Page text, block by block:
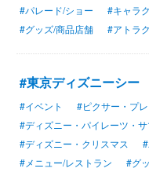
#パレード/ショー
#キャラ
#グッズ/商品店舗
#アトラ
#東京ディズニーシー
#イベント #ピクサー・プ
#ディズニー・パイレーツ・
#ディズニー・クリスマス
#メニュー/レストラン
#グ